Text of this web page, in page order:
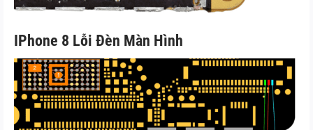
IPhone 8 Lỗi Đèn Màn Hình